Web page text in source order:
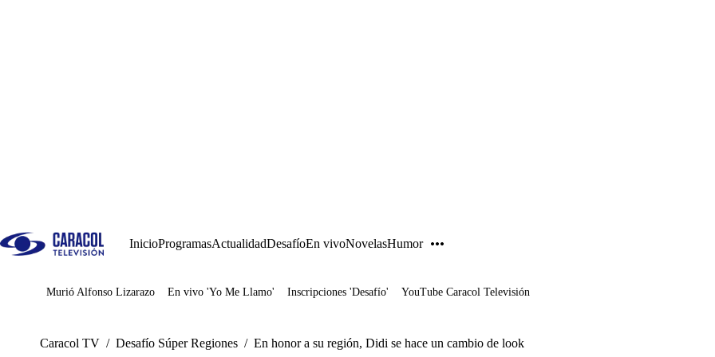
InicioProgramasActualidadDesafíoEn vivoNovelasHumor
Juegos
Murió Alfonso Lizarazo En vivo 'Yo Me Llamo' Inscripciones 'Desafío' YouTube Caracol Televisión
Caracol TV / Desafío Súper Regiones / En honor a su región, Didi se hace un cambio de look